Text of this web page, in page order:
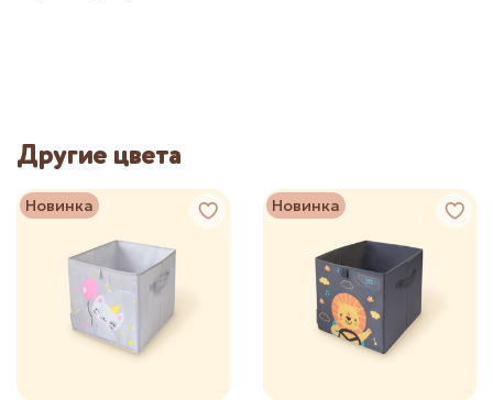
Другие цвета
Новинка Новинка